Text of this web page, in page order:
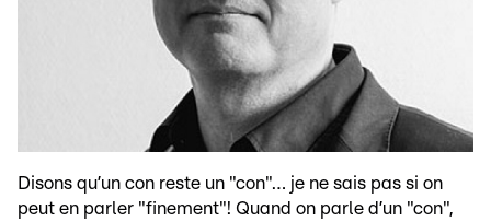
Disons qu’un con reste un "con"… je ne sais pas si on
peut en parler "finement"! Quand on parle d’un "con",